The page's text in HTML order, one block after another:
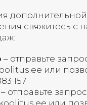
свяжитесь с
– отправьте
или
157
– отправьте